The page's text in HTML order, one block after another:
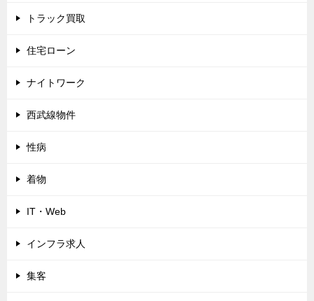
トラック買取
住宅ローン
ナイトワーク
西武線物件
性病
着物
IT・Web
インフラ求人
集客